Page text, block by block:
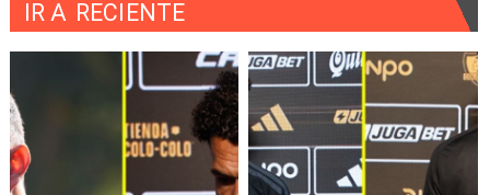
IR A RECIENTE